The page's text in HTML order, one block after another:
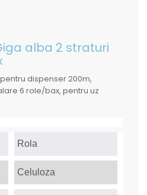
alba 2 straturi
dispenser 200m,
6 role/bax, pentru uz
Rola
Celuloza